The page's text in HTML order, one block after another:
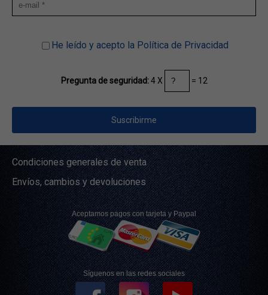
He leído y acepto la Política de Privacidad
Pregunta de seguridad: 4 X = 12
Condiciones generales de venta
Envíos, cambios y devoluciones
Aceptamos pagos con tarjeta y Paypal
Síguenos en las redes sociales